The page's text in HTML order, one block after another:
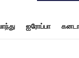
ஐரோப்பா